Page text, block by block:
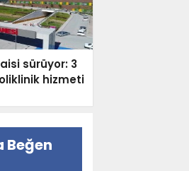
sürüyor: 3
hizmeti
Beğen